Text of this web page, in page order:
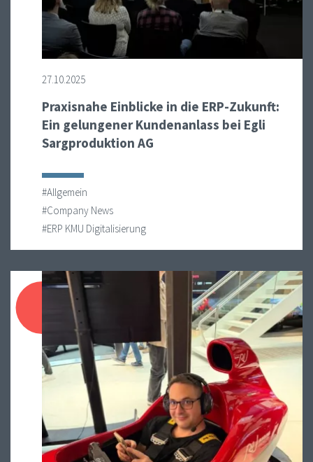
27.10.2025
Praxisnahe Einblicke in die ERP-Zukunft:
Ein gelungener Kundenanlass bei Egli
Sargproduktion AG
#Allgemein
#Company News
#ERP KMU Digitalisierung